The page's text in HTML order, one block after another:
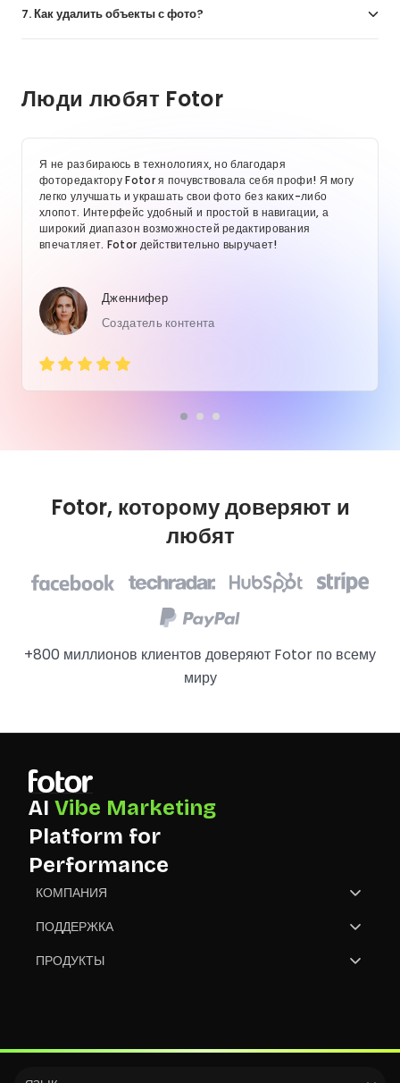
7. Как удалить объекты с фото?
Люди любят Fotor
Я не разбираюсь в технологиях, но благодаря
фоторедактору Fotor я почувствовала себя профи! Я могу
легко улучшать и украшать свои фото без каких-либо
хлопот. Интерфейс удобный и простой в навигации, а
широкий диапазон возможностей редактирования
впечатляет. Fotor действительно выручает!
Дженнифер
Создатель контента
Fotor, которому доверяют и
любят
+800 миллионов клиентов доверяют Fotor по всему
миру
AI Vibe Marketing
Platform for
Performance
КОМПАНИЯ
О Нас
Свяжитесь с Нами
ПОДДЕРЖКА
Центр помощи
ПРОДУКТЫ